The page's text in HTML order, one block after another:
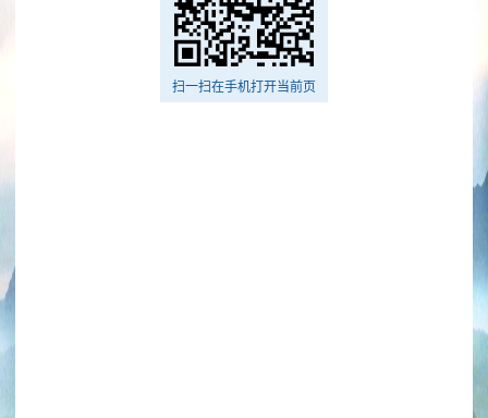
扫一扫在手机打开当前页